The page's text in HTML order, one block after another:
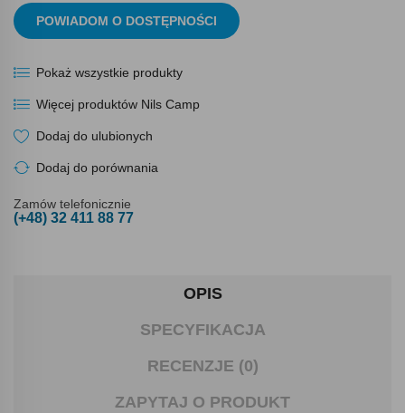
POWIADOM O DOSTĘPNOŚCI
Pokaż wszystkie produkty
Więcej produktów Nils Camp
Dodaj do ulubionych
Dodaj do porównania
Zamów telefonicznie
(+48) 32 411 88 77
OPIS
SPECYFIKACJA
RECENZJE (0)
ZAPYTAJ O PRODUKT